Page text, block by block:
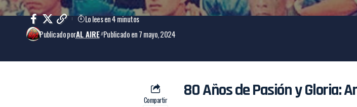
Publicado porAL AIRE Publicado en 7 mayo, 2024
Lo lees en 4 minutos
Compartir 80 Años de Pasión y Gloria: